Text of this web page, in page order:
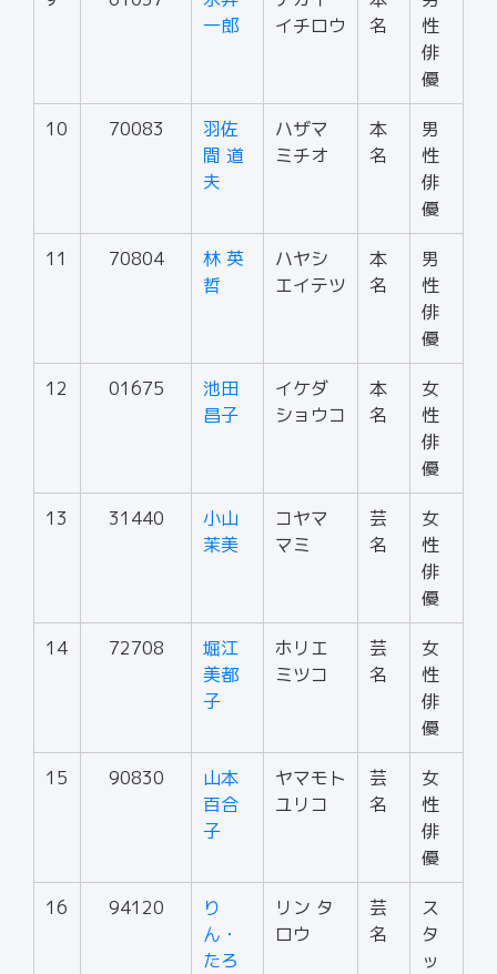
一郎
イチロウ
名
性
俳
優
10 70083
羽佐
間 道
夫
ハザマ
ミチオ
本
名
男
性
俳
優
11 70804
林 英
哲
ハヤシ
エイテツ
本
名
男
性
俳
優
12 01675
池田
昌子
イケダ
ショウコ
本
名
女
性
俳
優
13 31440
小山
茉美
コヤマ
マミ
芸
名
女
性
俳
優
14 72708
堀江
美都
子
ホリエ
ミツコ
芸
名
女
性
俳
優
15 90830
山本
百合
子
ヤマモト
ユリコ
芸
名
女
性
俳
優
16 94120
り
ん・
たろ
リン タ
ロウ
芸
名
ス
タ
ッ